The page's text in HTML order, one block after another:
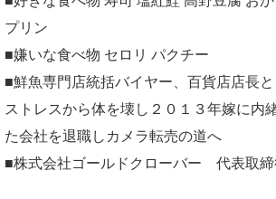
プリン
■嫌いな食べ物 セロリ パクチー
■鮮魚専門店統括バイヤー、百貨店店長
ストレスから体を壊し２０１３年嫁に内
た会社を退職しカメラ転売の道へ
■株式会社ゴールドクローバー 代表取締